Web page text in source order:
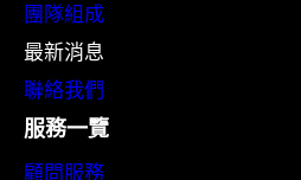
團隊組成
最新消息
聯絡我們
服務一覽
顧問服務